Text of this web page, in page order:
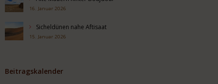
16. Januar 2026
Sicheldünen nahe Aftisaat
15. Januar 2026
Beitragskalender